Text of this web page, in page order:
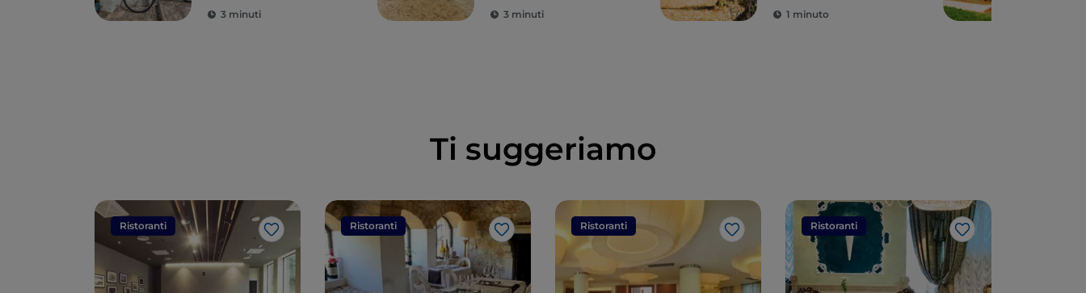
3 minuti
garganica
3 minuti 1 minuto
Ti suggeriamo
Ristoranti
Like
Ristoranti
Like
Ristoranti
Like
Ristoranti
Like